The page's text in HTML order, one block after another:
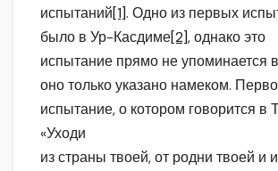
испытаний[1]. Одно из первых
было в Ур-Касдиме[2], однако это
испытание прямо не упоминается
оно только указано намеком.
испытание, о котором говорится в
«Уходи
из страны твоей, от родни твоей и